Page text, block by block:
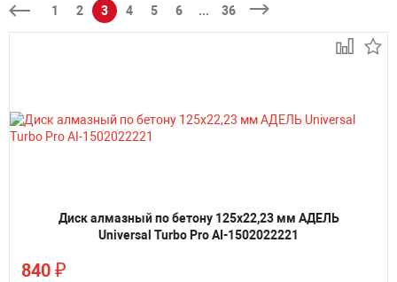
1 2 3 4 5 6 ... 36
Диск алмазный по бетону 125х22,23 мм АДЕЛЬ
Universal Turbo Pro AI-1502022221
840 ₽